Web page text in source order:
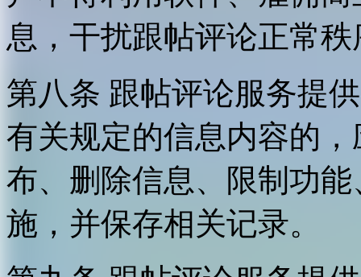
息，干扰跟帖评论正常
第八条 跟帖评论服务提
有关规定的信息内容的
布、删除信息、限制功
施，并保存相关记录。